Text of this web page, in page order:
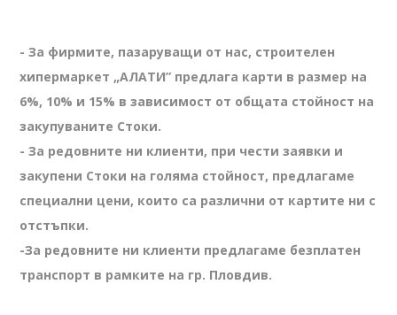
- За фирмите, пазаруващи от нас, строителен
хипермаркет „АЛАТИ” предлага карти в размер на
6%, 10% и 15% в зависимост от общата стойност на
закупуваните Стоки.
- За редовните ни клиенти, при чести заявки и
закупени Стоки на голяма стойност, предлагаме
специални цени, които са различни от картите ни с
отстъпки.
-За редовните ни клиенти предлагаме безплатен
транспорт в рамките на гр. Пловдив.